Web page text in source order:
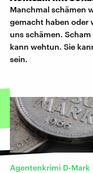
Manchmal schämen
gemacht haben oder
uns schämen.
kann wehtun. Sie
sein.
Agentenkrimi D-Mark